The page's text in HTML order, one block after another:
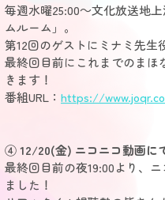
毎週水曜25:00～文化放送地
ムルーム」。
第12回のゲストにミナミ先生
最終回目前にこれまでのまほ
きます！
番組URL： https://
④ 12/20(金) ニコニコ動画に
最終回目前の夜19:00より、
ました！